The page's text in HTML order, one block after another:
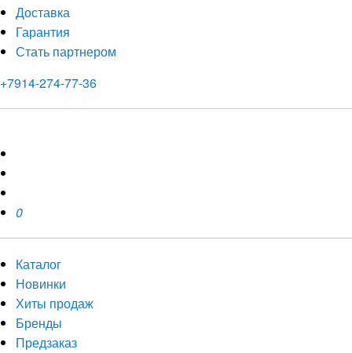
Доставка
Гарантия
Стать партнером
+7914-274-77-36
0
Каталог
Новинки
Хиты продаж
Бренды
Предзаказ